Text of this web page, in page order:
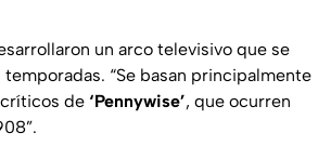
un arco televisivo que se
“Se basan principalmente
de ‘Pennywise’, que ocurren